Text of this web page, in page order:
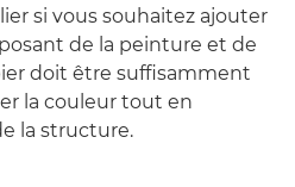
si vous souhaitez ajouter
de la peinture et de
doit être suffisamment
la couleur tout en
la structure.